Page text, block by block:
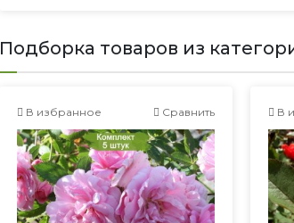
Подборка товаров из
В избранное Сравнить В